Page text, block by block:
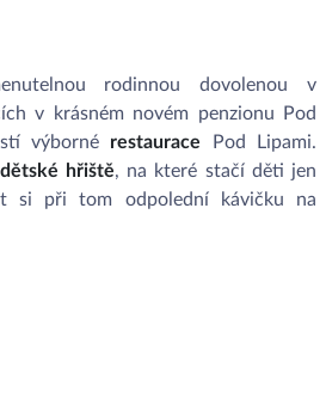
rodinnou dovolenou v
v krásném novém penzionu Pod
výborné restaurace Pod Lipami.
dětské hřiště, na které stačí děti jen
si při tom odpolední kávičku na